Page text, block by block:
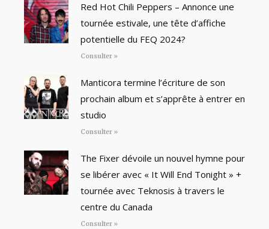
Red Hot Chili Peppers – Annonce une
tournée estivale, une tête d’affiche
potentielle du FEQ 2024?
Consulter »
Manticora termine l’écriture de son
prochain album et s’apprête à entrer en
studio
Consulter »
The Fixer dévoile un nouvel hymne pour
se libérer avec « It Will End Tonight » +
tournée avec Teknosis à travers le
centre du Canada
Consulter »